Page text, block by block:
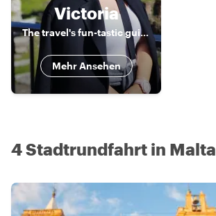
Victoria
The travel's fun-tastic guide to exploring Malta!
Mehr Ansehen
4 Stadtrundfahrt in Malta